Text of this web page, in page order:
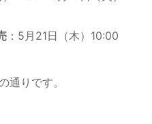
：5月21日（木）10:00
通りです。